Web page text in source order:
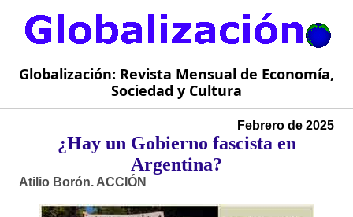
Globalización: Revista Mensual de Economía,
Sociedad y Cultura
Febrero de 2025
¿Hay un Gobierno fascista en
Argentina?
Atilio Borón. ACCIÓN